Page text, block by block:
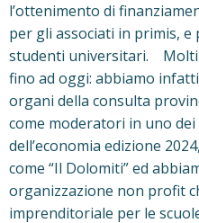
l’ottenimento di
per gli associati in primis,
studenti universitari.
fino ad oggi: abbiamo
organi della consulta
come moderatori in uno dei
dell’economia edizione
come “Il Dolomiti” ed
organizzazione non profit
imprenditoriale per le